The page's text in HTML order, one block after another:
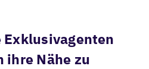
Exklusivagenten
ihre Nähe zu